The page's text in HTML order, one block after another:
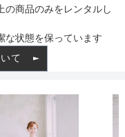
の商品のみをレンタルし
な状態を保っています
て